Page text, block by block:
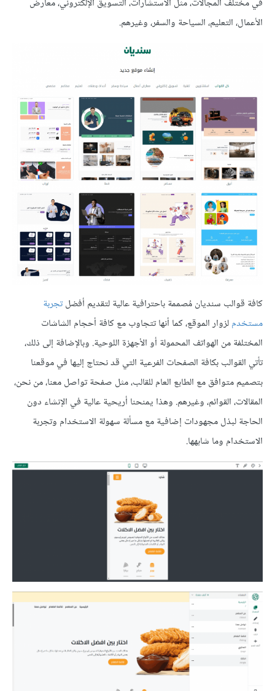
الأعمال، التعليم، السياحة والسفر، وغيرهم.
كافة قوالب سنديان مُصممة باحترافية عالية لتقديم أفضلتجربة
مستخدملزوار الموقع، كما أنها تتجاوب مع كافة أحجام الشاشات
المختلفة من الهواتف المحمولة أو الأجهزة اللوحية. وبالإضافة إلى ذلك،
تأتي القوالب بكافة الصفحات الفرعية التي قد نحتاج إليها في موقعنا
بتصميم متوافق مع الطابع العام للقالب، مثل صفحة تواصل معنا، من نحن،
المقالات، القوائم، وغيرهم. وهذا يمنحنا أريحية عالية في الإنشاء دون
الحاجة لبذل مجهودات إضافية مع مسألة سهولة الاستخدام وتجربة
الاستخدام وما شابهها.